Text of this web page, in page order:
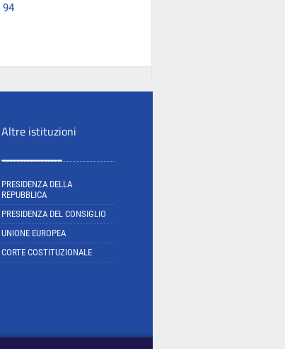
94
Altre istituzioni
PRESIDENZA DELLA
REPUBBLICA
PRESIDENZA DEL CONSIGLIO
UNIONE EUROPEA
CORTE COSTITUZIONALE